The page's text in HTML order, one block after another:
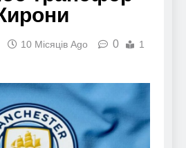
10 Місяців Ago 0
1